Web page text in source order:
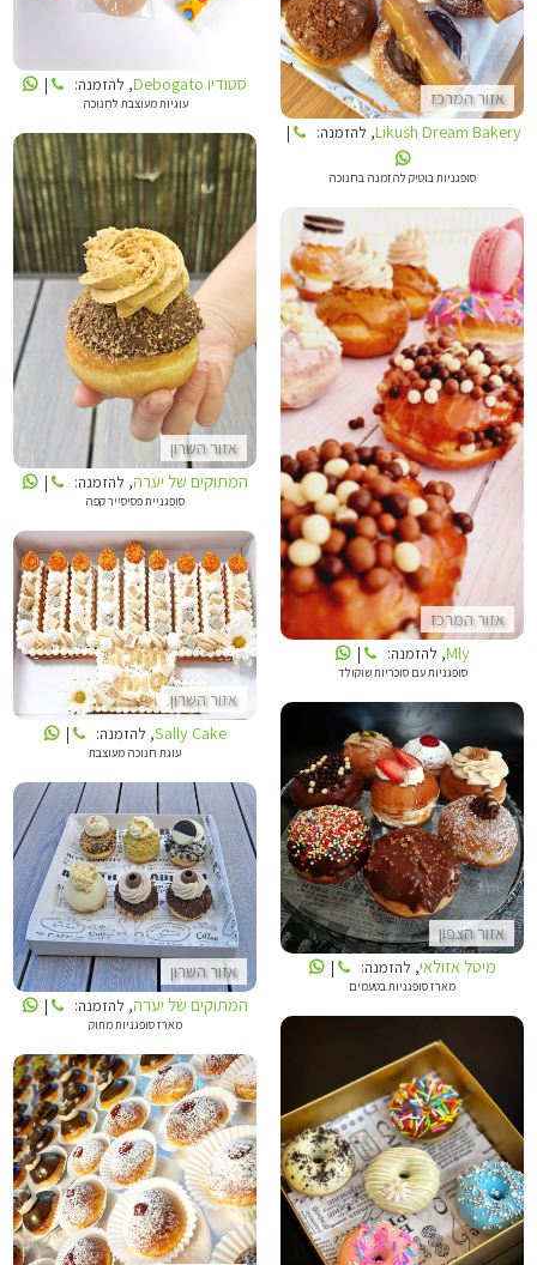
אזור המרכז
Likush Dream Bakery, להזמנה: |
סופגניות בוטיק להזמנה בחנוכה
סטודיו Debogato , להזמנה: |
עוגיות מעוצבת לחנוכה
אזור השרון
המתוקים של יערה
המתוקים של יערה, להזמנה: |
סופגניית פסיסייר קפה
אזור המרכז
MLY
Mly, להזמנה: |
סופגניות עם סוכריות שוקולד
אזור השרון
SALLY CAKE
Sally Cake, להזמנה: |
עוגת חנוכה מעוצבת
אזור הצפון
מיטל אזולאי
מיטל אזולאי, להזמנה: |
מארז סופגניות בטעמים
אזור השרון
המתוקים של יערה
המתוקים של יערה, להזמנה: |
מארז סופגניות מתוק
מיטל אזולאי LIKUSH DREAM BAKERY